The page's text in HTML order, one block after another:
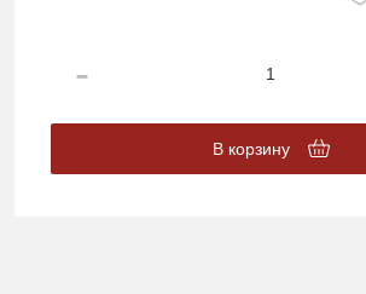
В корзину